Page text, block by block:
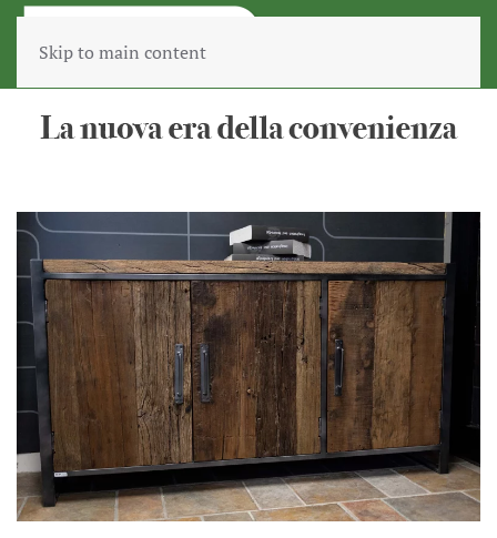
Skip to main content